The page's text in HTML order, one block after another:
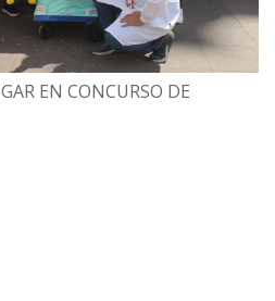
EN CONCURSO DE